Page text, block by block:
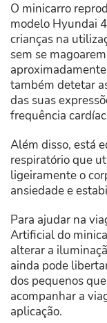
O minicarro
modelo Hyundai
crianças na
sem se
também detetar
das suas
frequência
Além disso, está
respiratório que
ligeiramente o
ansiedade e
Para ajudar na
Artificial do
alterar a
ainda pode
dos pequenos
acompanhar a
aplicação.